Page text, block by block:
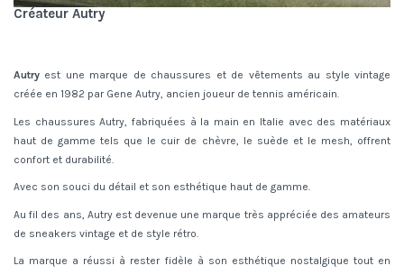
Créateur Autry
Autry est une marque de chaussures et de vêtements au style vintage
créée en 1982 par Gene Autry, ancien joueur de tennis américain.
Les chaussures Autry, fabriquées à la main en Italie avec des matériaux
haut de gamme tels que le cuir de chèvre, le suède et le mesh, offrent
confort et durabilité.
Avec son souci du détail et son esthétique haut de gamme.
Au fil des ans, Autry est devenue une marque très appréciée des amateurs
de sneakers vintage et de style rétro.
La marque a réussi à rester fidèle à son esthétique nostalgique tout en